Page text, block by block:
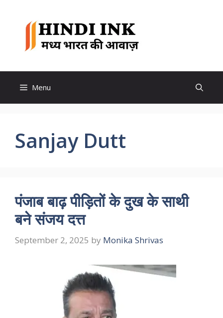
content
Menu
Sanjay Dutt
पंजाब बाढ़ पीड़ितों के दुख के साथी
बने संजय दत्त
September 2, 2025 by Monika Shrivas